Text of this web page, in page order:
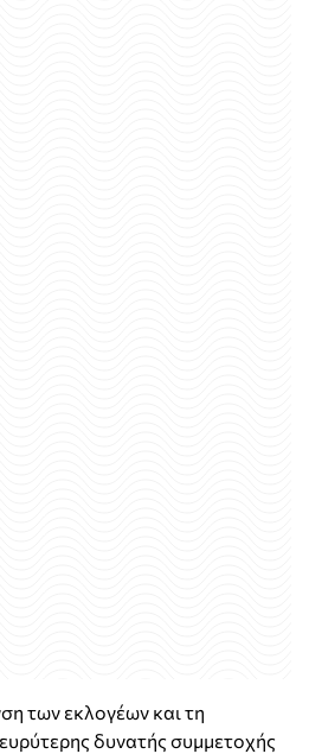
των εκλογέων και τη
δυνατής συμμετοχής